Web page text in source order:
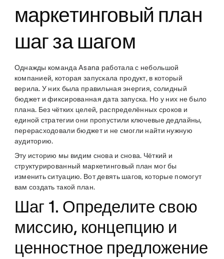
маркетинговый план
шаг за шагом
Однажды команда Asana работала с небольшой
компанией, которая запускала продукт, в который
верила. У них была правильная энергия, солидный
бюджет и фиксированная дата запуска. Но у них не было
плана. Без чётких целей, распределённых сроков и
единой стратегии они пропустили ключевые дедлайны,
перерасходовали бюджет и не смогли найти нужную
аудиторию.
Эту историю мы видим снова и снова. Чёткий и
структурированный маркетинговый план мог бы
изменить ситуацию. Вот девять шагов, которые помогут
вам создать такой план.
Шаг 1. Определите свою
миссию, концепцию и
ценностное предложение